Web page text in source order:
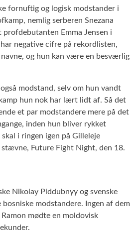
fornuftig og logisk modstander i
nemlig serberen Snezana
profdebutanten Emma Jensen i
negative cifre på rekordlisten,
og hun kan være en besværlig
modstand, selv om hun vandt
hun nok har lært lidt af. Så det
et par modstandere mere på det
inden hun bliver rykket
i ringen igen på Gilleleje
stævne, Future Fight Night, den 18.
Nikolay Piddubnyy og svenske
modstandere. Ingen af dem
mødte en moldovisk